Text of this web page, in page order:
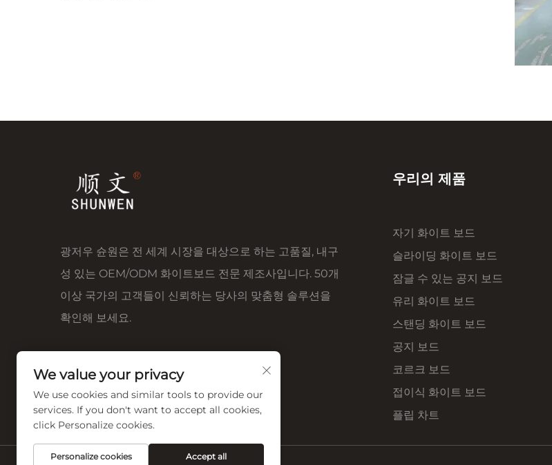
광저우 슌원은 전 세계 시장을 대상으로 하는 고품질, 내구
성 있는 OEM/ODM 화이트보드 전문 제조사입니다. 50개
이상 국가의 고객들이 신뢰하는 당사의 맞춤형 솔루션을
확인해 보세요.
우리의 제품
자기 화이트 보드
슬라이딩 화이트 보드
잠글 수 있는 공지 보드
유리 화이트 보드
스탠딩 화이트 보드
공지 보드
코르크 보드
접이식 화이트 보드
플립 차트
We value your privacy
We use cookies and similar tools to provide our
services. If you don't want to accept all cookies,
click Personalize cookies.
Personalize cookies Accept all